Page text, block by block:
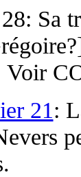
Sa
Voir
21: